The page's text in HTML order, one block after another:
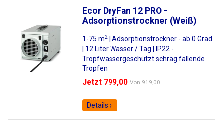
Ecor DryFan 12 PRO -
Adsorptionstrockner (Weiß)
1-75 m2
| Adsorptionstrockner - ab 0 Grad
| 12 Liter Wasser / Tag | IP22 -
Tropfwassergeschützt schräg fallende
Tropfen
Jetzt 799,00 Von 919,00
Details